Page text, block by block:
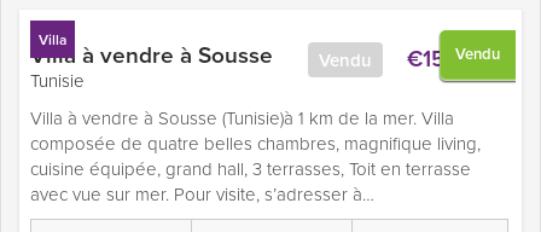
Vendu
Villa
€150,000
Vendu
Villa à vendre à Sousse
Tunisie
Villa à vendre à Sousse (Tunisie)à 1 km de la mer. Villa
composée de quatre belles chambres, magnifique living,
cuisine équipée, grand hall, 3 terrasses, Toit en terrasse
avec vue sur mer. Pour visite, s’adresser à…